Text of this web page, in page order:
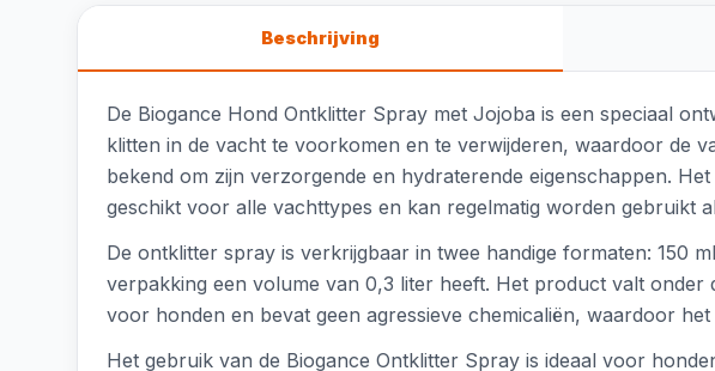
Beschrijving
De Biogance Hond Ontklitter Spray met Jojoba is een speciaal
klitten in de vacht te voorkomen en te verwijderen, waardoor de
bekend om zijn verzorgende en hydraterende eigenschappen.
geschikt voor alle vachttypes en kan regelmatig worden gebruikt
De ontklitter spray is verkrijgbaar in twee handige formaten: 150
verpakking een volume van 0,3 liter heeft. Het product valt
voor honden en bevat geen agressieve chemicaliën, waardoor
Het gebruik van de Biogance Ontklitter Spray is ideaal voor